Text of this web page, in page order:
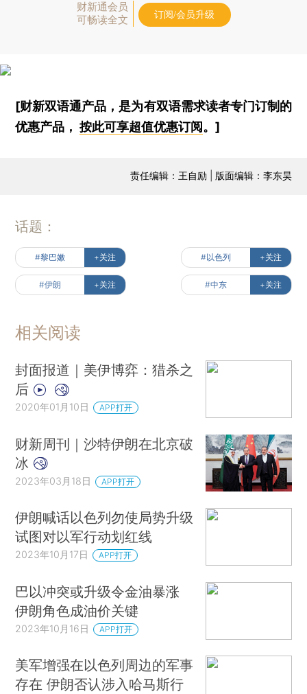
财新通会员
可畅读全文
订阅/会员升级
[财新双语通产品，是为有双语需求读者专门订制的
优惠产品，按此可享超值优惠订阅。]
责任编辑：王自励 | 版面编辑：李东昊
话题：
#黎巴嫩 +关注 #以色列 +关注
#伊朗 +关注 #中东 +关注
相关阅读
封面报道｜美伊博弈：猎杀之
后
2020年01月10日 APP打开
财新周刊｜沙特伊朗在北京破
冰
2023年03月18日 APP打开
伊朗喊话以色列勿使局势升级
试图对以军行动划红线
2023年10月17日 APP打开
巴以冲突或升级令金油暴涨
伊朗角色成油价关键
2023年10月16日 APP打开
美军增强在以色列周边的军事
存在 伊朗否认涉入哈马斯行